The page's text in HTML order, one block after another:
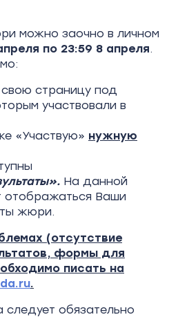
можно заочно в личном
по 23:59 8 апреля.
страницу под
участвовали в
«Участвую» нужную
На данной
отображаться Ваши
жюри.
(отсутствие
формы для
писать на
.
обязательно